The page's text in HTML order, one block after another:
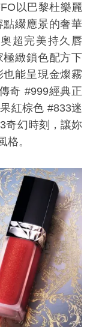
以巴黎杜樂麗
綴應景的奢華
超完美持久唇
緻鎖色配方下
能呈現金燦霧
奇 #999經典正
紅棕色 #833迷
奇幻時刻，讓妳
格。